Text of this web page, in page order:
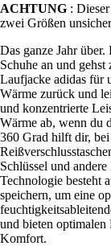
ACHTUNG :
zwei Größen
Das ganze Jahr
Schuhe an und
Laufjacke adidas
Wärme zurück und
und konzentrierte
Wärme ab, wenn du
360 Grad hilft dir,
Schlüssel und
Technologie besteht
speichern, um eine
und bieten
Komfort.